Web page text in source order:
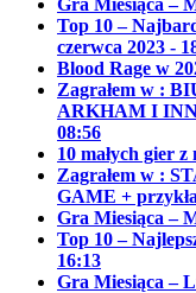
Top 10 –
czerwca 2023 -
Blood Rage w
Zagrałem w :
ARKHAM I
08:56
10 małych gier
Zagrałem w :
GAME +
Gra Miesiąca –
Top 10 –
16:13
Gra Miesiąca –